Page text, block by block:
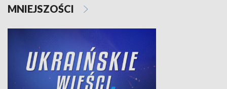
MNIEJSZOŚCI